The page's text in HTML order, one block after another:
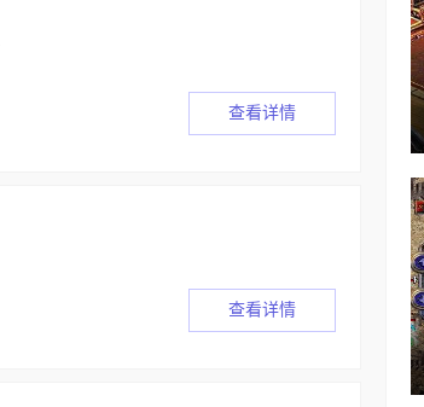
查看详情
查看详情